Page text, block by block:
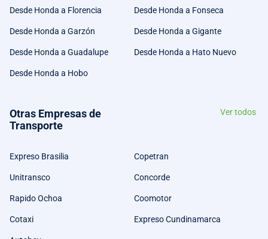
Desde Honda a Florencia Desde Honda a Fonseca
Desde Honda a Garzón Desde Honda a Gigante
Desde Honda a Guadalupe Desde Honda a Hato Nuevo
Desde Honda a Hobo
Otras Empresas de
Transporte
Ver todos
Expreso Brasilia Copetran
Unitransco Concorde
Rapido Ochoa Coomotor
Cotaxi Expreso Cundinamarca